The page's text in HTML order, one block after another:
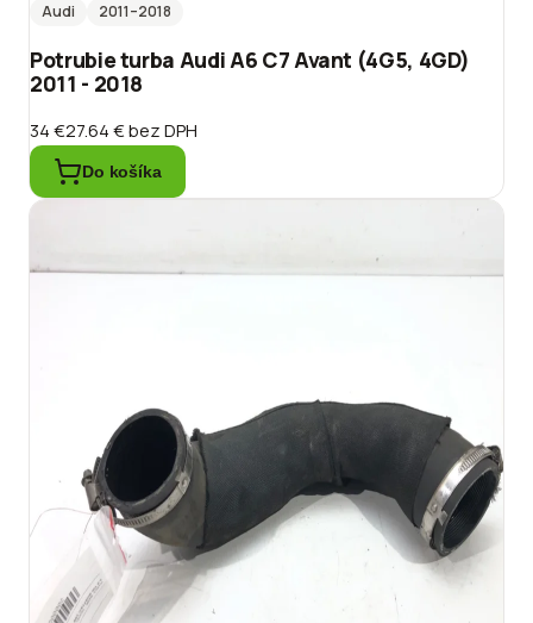
Audi
2011–2018
Potrubie turba Audi A6 C7 Avant (4G5, 4GD)
2011 - 2018
34 €27.64 €bez DPH
Do košíka